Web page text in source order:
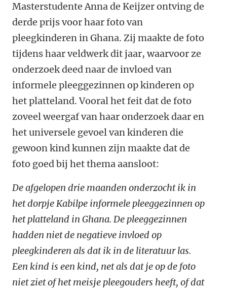
Masterstudente Anna de Keijzer ontving de
derde prijs voor haar foto van
pleegkinderen in Ghana. Zij maakte de foto
tijdens haar veldwerk dit jaar, waarvoor ze
onderzoek deed naar de invloed van
informele pleeggezinnen op kinderen op
het platteland. Vooral het feit dat de foto
zoveel weergaf van haar onderzoek daar en
het universele gevoel van kinderen die
gewoon kind kunnen zijn maakte dat de
foto goed bij het thema aansloot:
De afgelopen drie maanden onderzocht ik in
het dorpje Kabilpe informele pleeggezinnen op
het platteland in Ghana. De pleeggezinnen
hadden niet de negatieve invloed op
pleegkinderen als dat ik in de literatuur las.
Een kind is een kind, net als dat je op de foto
niet ziet of het meisje pleegouders heeft, of dat